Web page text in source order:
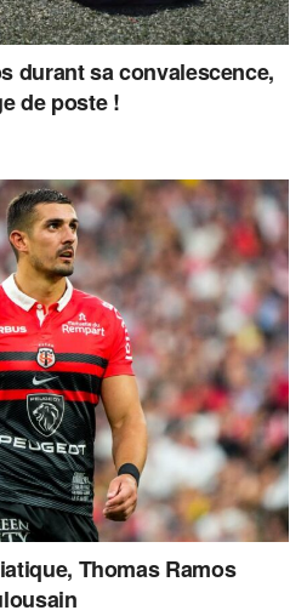
durant sa convalescence,
de poste !
Thomas Ramos